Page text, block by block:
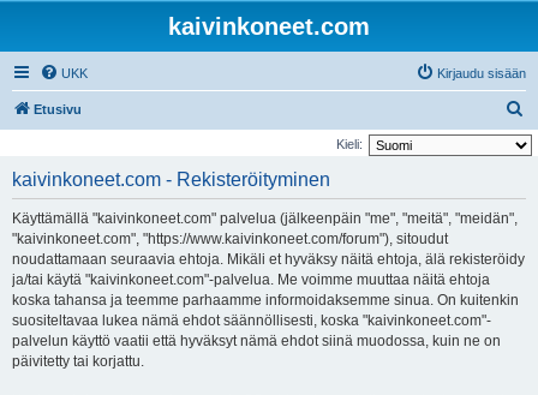
kaivinkoneet.com
UKK Kirjaudu sisään
Etusivu
t
Kieli:
kaivinkoneet.com - Rekisteröityminen
Käyttämällä "kaivinkoneet.com" palvelua (jälkeenpäin "me", "meitä", "meidän",
"kaivinkoneet.com", "https://www.kaivinkoneet.com/forum"), sitoudut
noudattamaan seuraavia ehtoja. Mikäli et hyväksy näitä ehtoja, älä rekisteröidy
ja/tai käytä "kaivinkoneet.com"-palvelua. Me voimme muuttaa näitä ehtoja
koska tahansa ja teemme parhaamme informoidaksemme sinua. On kuitenkin
suositeltavaa lukea nämä ehdot säännöllisesti, koska "kaivinkoneet.com"-
palvelun käyttö vaatii että hyväksyt nämä ehdot siinä muodossa, kuin ne on
päivitetty tai korjattu.